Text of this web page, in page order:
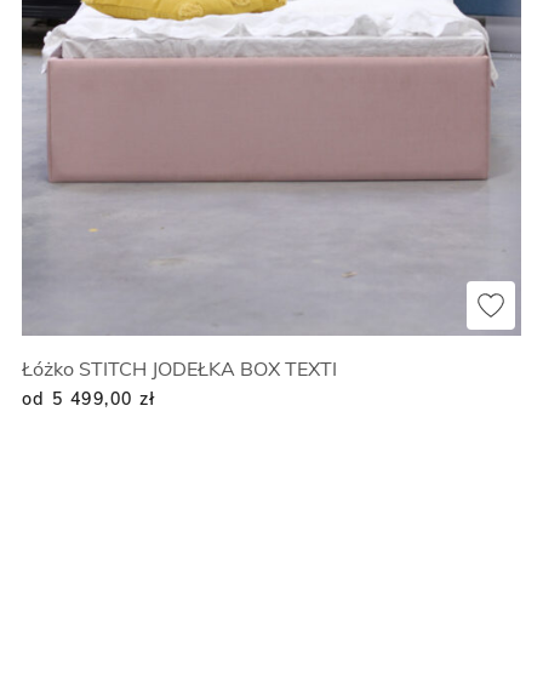
Łóżko STITCH JODEŁKA BOX TEXTI
od 5 499,00 zł